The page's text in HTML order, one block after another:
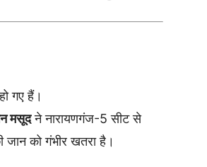
गए हैं।
मसूदने नारायणगंज-5 सीट से
को गंभीर खतरा है।